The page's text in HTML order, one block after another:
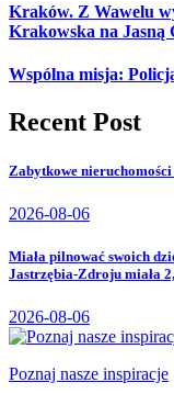
Kraków. Z Wawelu
Krakowska na Jasną
Wspólna misja:
Recent Post
Zabytkowe
2026-08-06
Miała pilnować swoich
Jastrzębia-Zdroju miała
2026-08-06
Poznaj nasze inspiracje